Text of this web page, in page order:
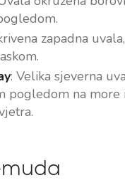
zapadna
: Velika sjeverna
pogledom na